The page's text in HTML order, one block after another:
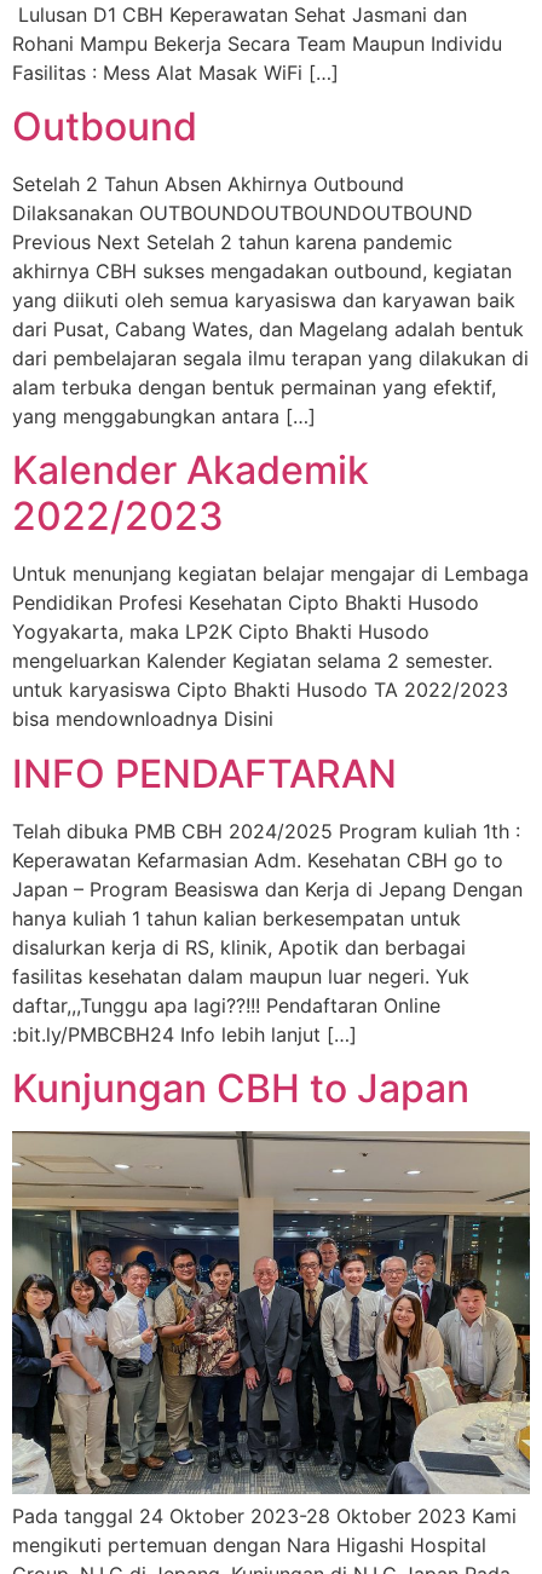
Lulusan D1 CBH Keperawatan Sehat Jasmani dan
Rohani Mampu Bekerja Secara Team Maupun Individu
Fasilitas : Mess Alat Masak WiFi […]
Outbound
Setelah 2 Tahun Absen Akhirnya Outbound
Dilaksanakan OUTBOUNDOUTBOUNDOUTBOUND
Previous Next Setelah 2 tahun karena pandemic
akhirnya CBH sukses mengadakan outbound, kegiatan
yang diikuti oleh semua karyasiswa dan karyawan baik
dari Pusat, Cabang Wates, dan Magelang adalah bentuk
dari pembelajaran segala ilmu terapan yang dilakukan di
alam terbuka dengan bentuk permainan yang efektif,
yang menggabungkan antara […]
Kalender Akademik
2022/2023
Untuk menunjang kegiatan belajar mengajar di Lembaga
Pendidikan Profesi Kesehatan Cipto Bhakti Husodo
Yogyakarta, maka LP2K Cipto Bhakti Husodo
mengeluarkan Kalender Kegiatan selama 2 semester.
untuk karyasiswa Cipto Bhakti Husodo TA 2022/2023
bisa mendownloadnya Disini
INFO PENDAFTARAN
Telah dibuka PMB CBH 2024/2025 Program kuliah 1th :
Keperawatan Kefarmasian Adm. Kesehatan CBH go to
Japan – Program Beasiswa dan Kerja di Jepang Dengan
hanya kuliah 1 tahun kalian berkesempatan untuk
disalurkan kerja di RS, klinik, Apotik dan berbagai
fasilitas kesehatan dalam maupun luar negeri. Yuk
daftar,,,Tunggu apa lagi??!!! Pendaftaran Online
:bit.ly/PMBCBH24 Info lebih lanjut […]
Kunjungan CBH to Japan
Pada tanggal 24 Oktober 2023-28 Oktober 2023 Kami
mengikuti pertemuan dengan Nara Higashi Hospital